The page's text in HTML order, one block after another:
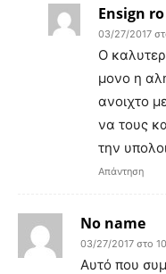
Ensign
03/27/2017
Ο
μονο η
ανοιχτο
να τους
την
Απάντηση
No name
03/27/2017 στο
Αυτό που